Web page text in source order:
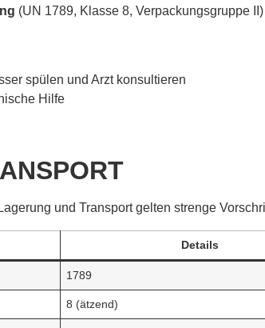
(UN 1789, Klasse 8, Verpackungsgruppe II)
spülen und Arzt konsultieren
Hilfe
und Transport gelten strenge
Details
1789
8 (ätzend)